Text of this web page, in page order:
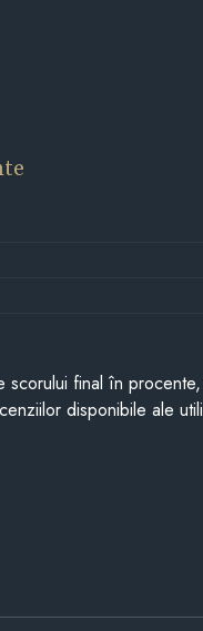
scorului final în
disponibile ale